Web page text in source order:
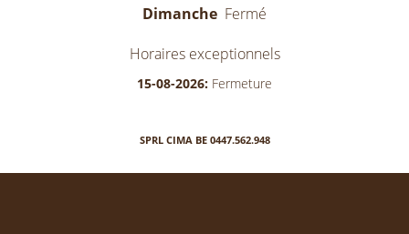
Dimanche Fermé
Horaires exceptionnels
15-08-2026: Fermeture
SPRL CIMA BE 0447.562.948